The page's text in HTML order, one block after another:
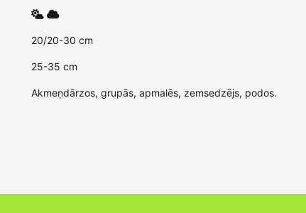
20/20-30 cm
25-35 cm
Akmeņdārzos, grupās, apmalēs, zemsedzējs, podos.